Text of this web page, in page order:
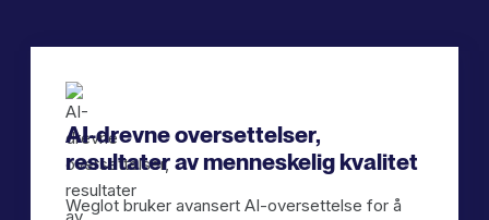
AI-drevne oversettelser,
resultater av menneskelig kvalitet
Weglot bruker avansert AI-oversettelse for å